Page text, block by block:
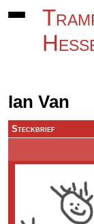
Ian Van
Steckbrief